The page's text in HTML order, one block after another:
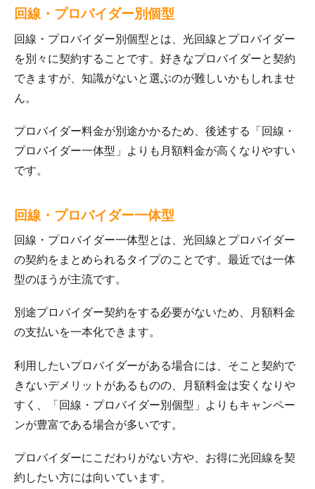
回線・プロバイダー別個型
回線・プロバイダー別個型とは、光回線とプロバイダー
を別々に契約することです。好きなプロバイダーと契約
できますが、知識がないと選ぶのが難しいかもしれませ
ん。
プロバイダー料金が別途かかるため、後述する「回線・
プロバイダー一体型」よりも月額料金が高くなりやすい
です。
回線・プロバイダー一体型
回線・プロバイダー一体型とは、光回線とプロバイダー
の契約をまとめられるタイプのことです。最近では一体
型のほうが主流です。
別途プロバイダー契約をする必要がないため、月額料金
の支払いを一本化できます。
利用したいプロバイダーがある場合には、そこと契約で
きないデメリットがあるものの、月額料金は安くなりや
すく、「回線・プロバイダー別個型」よりもキャンペー
ンが豊富である場合が多いです。
プロバイダーにこだわりがない方や、お得に光回線を契
約したい方には向いています。